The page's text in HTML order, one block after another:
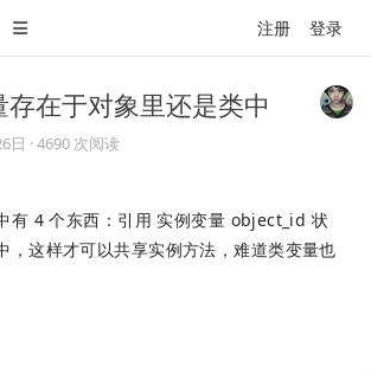
注册 登录
存在于对象里还是类中
日 · 4690 次阅读
有 4 个东西：引用 实例变量 object_id 状
，这样才可以共享实例方法，难道类变量也